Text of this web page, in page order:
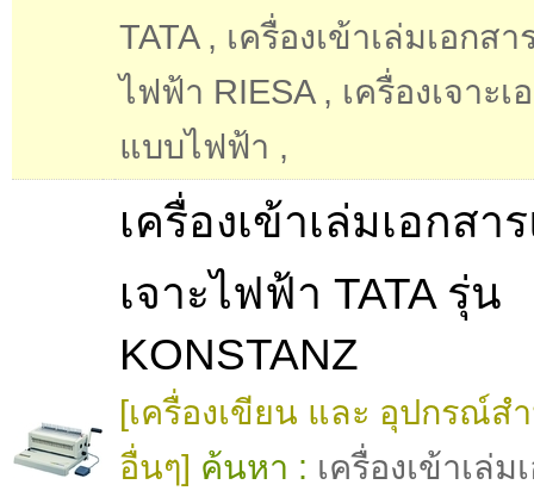
TATA, เครื่องเข้าเล่มเอกส
ไฟฟ้า RIESA, เครื่องเจาะเ
แบบไฟฟ้า ,
เครื่องเข้าเล่มเอกสา
เจาะไฟฟ้า TATA รุ่น
KONSTANZ
[เครื่องเขียน และ อุปกรณ์ส
อื่นๆ] ค้นหา : เครื่องเข้าเล่ม